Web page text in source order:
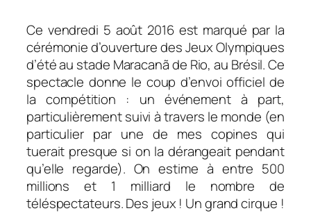
Ce vendredi 5 août 2016 est marqué par la
cérémonie d’ouverture des Jeux Olympiques
d’été au stade Maracanã de Rio, au Brésil. Ce
spectacle donne le coup d’envoi officiel de
la compétition : un événement à part,
particulièrement suivi à travers le monde (en
particulier par une de mes copines qui
tuerait presque si on la dérangeait pendant
qu’elle regarde). On estime à entre 500
millions et 1 milliard le nombre de
téléspectateurs. Des jeux ! Un grand cirque !